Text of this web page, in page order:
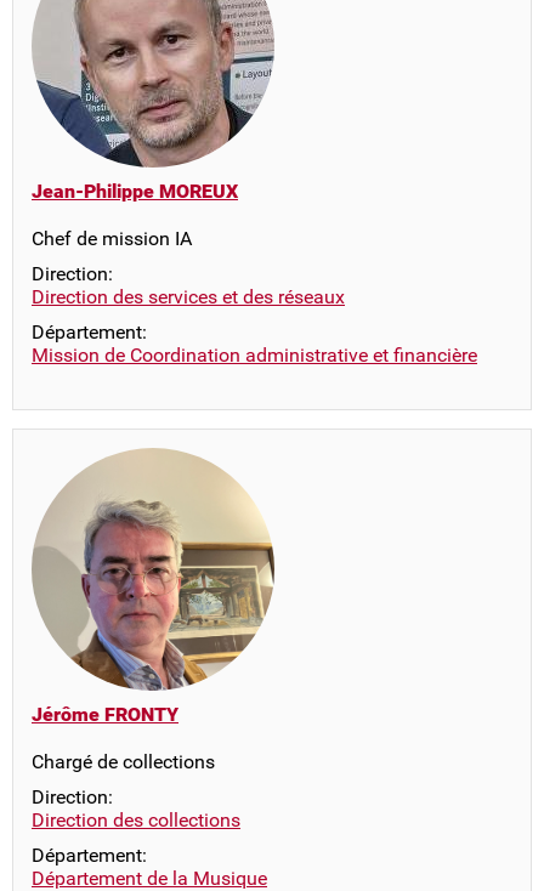
Jean-Philippe MOREUX
Chef de mission IA
Direction:
Direction des services et des réseaux
Département:
Mission de Coordination administrative et financière
Jérôme FRONTY
Chargé de collections
Direction:
Direction des collections
Département:
Département de la Musique